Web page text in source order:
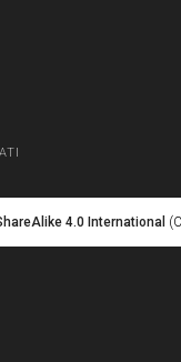
4.0 International